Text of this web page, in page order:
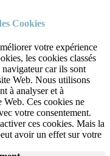
Cookies
votre expérience
les cookies classés
navigateur car ils sont
Web. Nous utilisons
à analyser et à
Web. Ces cookies ne
votre consentement.
ces cookies. Mais la
avoir un effet sur votre